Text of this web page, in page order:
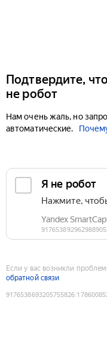
Подтвердите,
не робот
Нам очень жаль, но
автоматические.
Если у вас возникли
обратной связи
9176538693205755826: